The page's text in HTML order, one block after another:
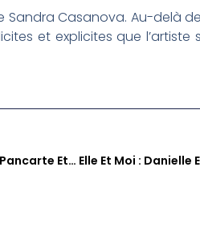
Casanova. Au-delà
et explicites que
Engagement Citoyen En Martinique : Lindsay Pancarte Et Le Rôle Du Conseil De Jeunes Citoyens De La CTM